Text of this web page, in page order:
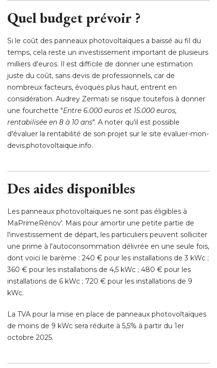
Quel budget prévoir ?
Si le coût des panneaux photovoltaïques a baissé au fil du
temps, cela reste un investissement important de plusieurs
milliers d'euros. Il est difficile de donner une estimation
juste du coût, sans devis de professionnels, car de
nombreux facteurs, évoqués plus haut, entrent en
considération. Audrey Zermati se risque toutefois à donner
une fourchette "Entre 6.000 euros et 15.000 euros,
rentabilisée en 8 à 10 ans". A noter qu'il est possible
d'évaluer la rentabilité de son projet sur le site evaluer-mon-
devis.photovoltaique.info.
Des aides disponibles
Les panneaux photovoltaïques ne sont pas éligibles à
MaPrimeRénov'. Mais pour amortir une petite partie de
l'investissement de départ, les particuliers peuvent solliciter
une prime à l'autoconsommation délivrée en une seule fois,
dont voici le barème : 240 € pour les installations de 3 kWc ;
360 € pour les installations de 4,5 kWc ; 480 € pour les
installations de 6 kWc ; 720 € pour les installations de 9
kWc.
La TVA pour la mise en place de panneaux photovoltaïques
de moins de 9 kWc sera réduite à 5,5% à partir du 1er
octobre 2025.